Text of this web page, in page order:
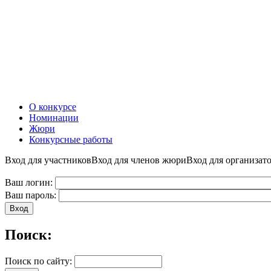
О конкурсе
Номинации
Жюри
Конкурсные работы
Вход для участниковВход для членов жюриВход для
Ваш логин:
Ваш пароль:
Поиск:
Поиск по сайту: